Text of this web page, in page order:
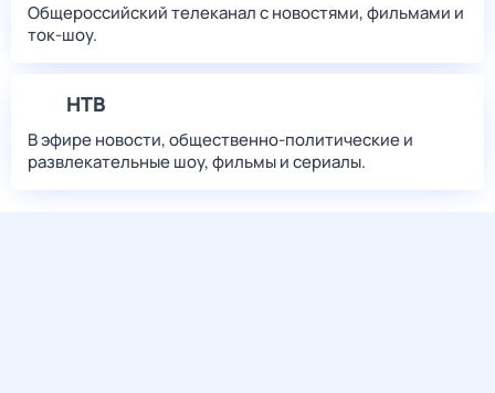
Общероссийский телеканал с новостями, фильмами и
ток-шоу.
НТВ
В эфире новости, общественно-политические и
развлекательные шоу, фильмы и сериалы.